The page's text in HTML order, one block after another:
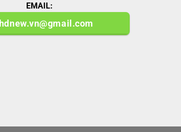
EMAIL:
hdnew.vn@gmail.com